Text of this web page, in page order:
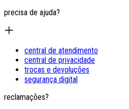
precisa de ajuda?
central de atendimento
central de privacidade
trocas e devoluções
segurança digital
reclamações?